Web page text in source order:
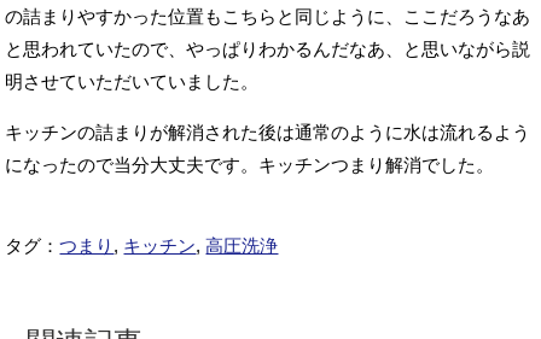
の詰まりやすかった位置もこちらと同じように、ここだろうなあ
と思われていたので、やっぱりわかるんだなあ、と思いながら説
明させていただいていました。
キッチンの詰まりが解消された後は通常のように水は流れるよう
になったので当分大丈夫です。キッチンつまり解消でした。
タグ：つまり , キッチン,高圧洗浄